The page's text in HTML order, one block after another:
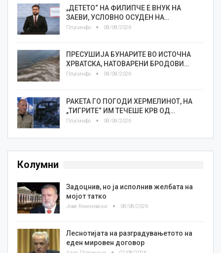
„ДЕТЕТО“ НА ФИЛИПЧЕ Е ВНУК НА
ЗАЕВИ, УСЛОВНО ОСУДЕН НА…
Плусинфо 08/08/2026
ПРЕСУШИЈА БУНАРИТЕ ВО ИСТОЧНА
ХРВАТСКА, НАТОВАРЕНИ БРОДОВИ…
Плусинфо 08/08/2026
РАКЕТА ГО ПОГОДИ ХЕРМЕЛИНОТ, НА
„ТИГРИТЕ“ ИМ ТЕЧЕШЕ КРВ ОД…
Плусинфо 08/08/2026
Колумни
Задоцнив, но ја исполнив желбата на
мојот татко
Јове Кекеновски 08/08/2026
Леснотијата на разградувањетото на
еден мировен договор